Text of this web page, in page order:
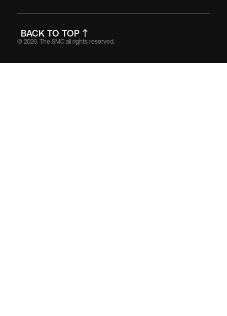
© 2026. The SMC all rights reserved.
BACK TO TOP